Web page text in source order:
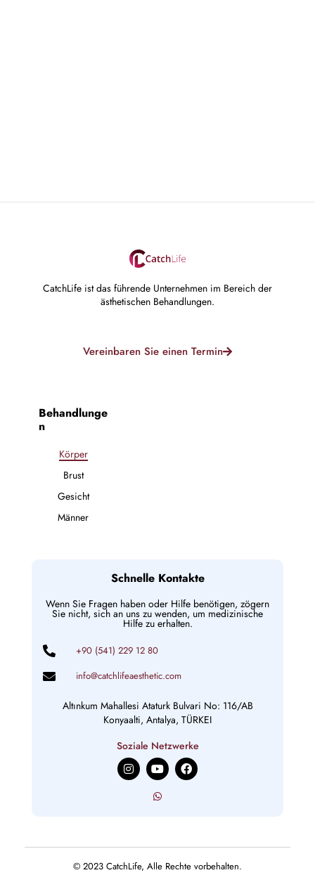
CatchLife ist das führende Unternehmen im Bereich der
ästhetischen Behandlungen.
Vereinbaren Sie einen Termin
Behandlunge
n
Körper
Brust
Gesicht
Männer
Schnelle Kontakte
Wenn Sie Fragen haben oder Hilfe benötigen, zögern
Sie nicht, sich an uns zu wenden, um medizinische
Hilfe zu erhalten.
+90 (541) 229 12 80
info@catchlifeaesthetic.com
Altınkum Mahallesi Ataturk Bulvari No: 116/AB
Konyaalti, Antalya, TÜRKEI
Soziale Netzwerke
I
n
s
m
Y
o
u
t
F
a
c
© 2023 CatchLife, Alle Rechte vorbehalten.